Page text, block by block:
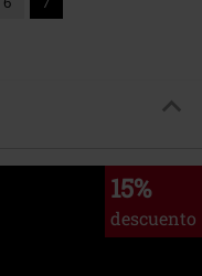
15%
descuento